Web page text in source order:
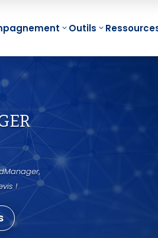
Fondamentaux
Mind Mapping
Projet
Mind Mapping
Réunion
Mind Mapping
Outils
!